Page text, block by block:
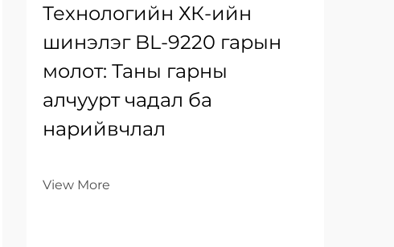
Технологийн ХК-ийн
шинэлэг BL-9220 гарын
молот: Таны гарны
алчуурт чадал ба
нарийвчлал
View More